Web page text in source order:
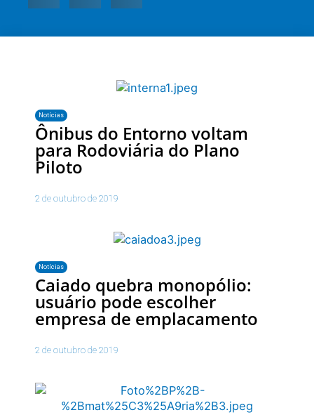
Notícias
Ônibus do Entorno voltam
para Rodoviária do Plano
Piloto
2 de outubro de 2019
Notícias
Caiado quebra monopólio:
usuário pode escolher
empresa de emplacamento
2 de outubro de 2019